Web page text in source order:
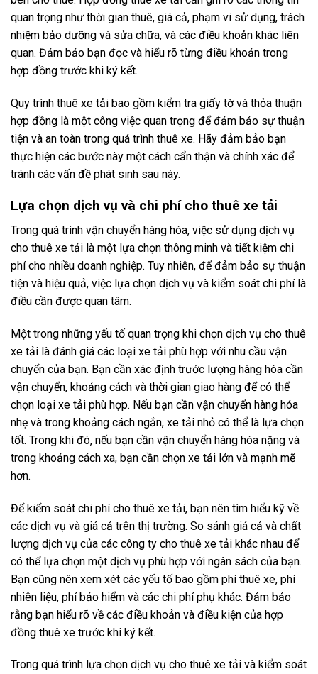
quan trọng như thời gian thuê, giá cả, phạm vi sử dụng, trách
nhiệm bảo dưỡng và sửa chữa, và các điều khoản khác liên
quan. Đảm bảo bạn đọc và hiểu rõ từng điều khoản trong
hợp đồng trước khi ký kết.
Quy trình thuê xe tải bao gồm kiểm tra giấy tờ và thỏa thuận
hợp đồng là một công việc quan trọng để đảm bảo sự thuận
tiện và an toàn trong quá trình thuê xe. Hãy đảm bảo bạn
thực hiện các bước này một cách cẩn thận và chính xác để
tránh các vấn đề phát sinh sau này.
Lựa chọn dịch vụ và chi phí cho thuê xe tải
Trong quá trình vận chuyển hàng hóa, việc sử dụng dịch vụ
cho thuê xe tải là một lựa chọn thông minh và tiết kiệm chi
phí cho nhiều doanh nghiệp. Tuy nhiên, để đảm bảo sự thuận
tiện và hiệu quả, việc lựa chọn dịch vụ và kiểm soát chi phí là
điều cần được quan tâm.
Một trong những yếu tố quan trọng khi chọn dịch vụ cho thuê
xe tải là đánh giá các loại xe tải phù hợp với nhu cầu vận
chuyển của bạn. Bạn cần xác định trước lượng hàng hóa cần
vận chuyển, khoảng cách và thời gian giao hàng để có thể
chọn loại xe tải phù hợp. Nếu bạn cần vận chuyển hàng hóa
nhẹ và trong khoảng cách ngắn, xe tải nhỏ có thể là lựa chọn
tốt. Trong khi đó, nếu bạn cần vận chuyển hàng hóa nặng và
trong khoảng cách xa, bạn cần chọn xe tải lớn và mạnh mẽ
hơn.
Để kiểm soát chi phí cho thuê xe tải, bạn nên tìm hiểu kỹ về
các dịch vụ và giá cả trên thị trường. So sánh giá cả và chất
lượng dịch vụ của các công ty cho thuê xe tải khác nhau để
có thể lựa chọn một dịch vụ phù hợp với ngân sách của bạn.
Bạn cũng nên xem xét các yếu tố bao gồm phí thuê xe, phí
nhiên liệu, phí bảo hiểm và các chi phí phụ khác. Đảm bảo
rằng bạn hiểu rõ về các điều khoản và điều kiện của hợp
đồng thuê xe trước khi ký kết.
Trong quá trình lựa chọn dịch vụ cho thuê xe tải và kiểm soát